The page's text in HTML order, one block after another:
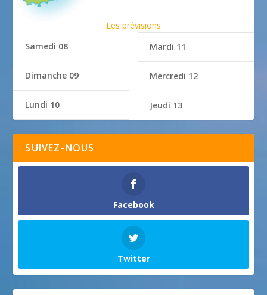
Les prévisions
Samedi 08
Dimanche 09
Lundi 10
Mardi 11
Mercredi 12
Jeudi 13
SUIVEZ-NOUS
Facebook
Twitter